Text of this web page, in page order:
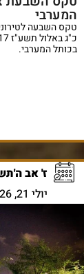
המערבי
טקס השבעה
בכותל המערבי.
ז' אב
יולי 21, 2026